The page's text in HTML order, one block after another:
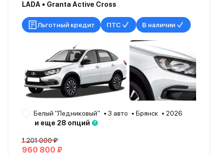
LADA • Granta Active Cross
Льготный кредит ПТС В наличии
Белый "Ледниковый" 3 авто Брянск
2026
и еще 28 опций
1 201 000 ₽
960 800 ₽